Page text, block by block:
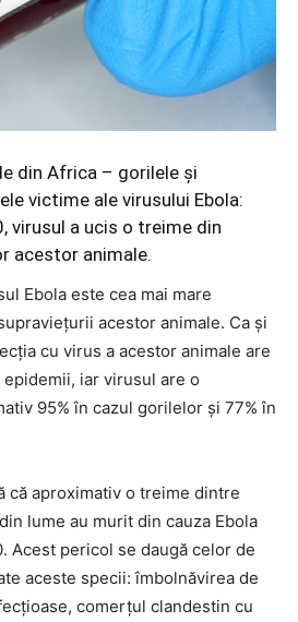
din Africa – gorilele şi
victime ale virusului Ebola:
virusul a ucis o treime din
acestor animale.
Ebola este cea mai mare
acestor animale. Ca şi
cu virus a acestor animale are
iar virusul are o
95% în cazul gorilelor şi 77% în
că aproximativ o treime dintre
lume au murit din cauza Ebola
Acest pericol se daugă celor de
aceste specii: îmbolnăvirea de
comerţul clandestin cu